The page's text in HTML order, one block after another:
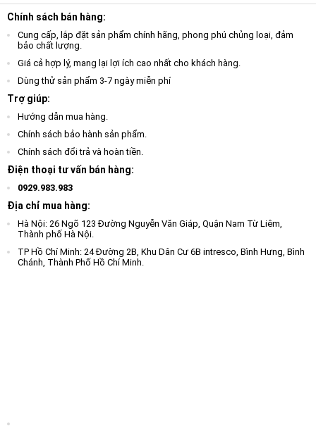
Chính sách bán hàng:
Cung cấp, lắp đặt sản phẩm chính hãng, phong phú chủng loại, đảm
bảo chất lượng.
Giá cả hợp lý, mang lại lợi ích cao nhất cho khách hàng.
Dùng thử sản phẩm 3-7 ngày miễn phí
Trợ giúp:
Hướng dẫn mua hàng.
Chính sách bảo hành sản phẩm.
Chính sách đổi trả và hoàn tiền.
Điện thoại tư vấn bán hàng:
0929.983.983
Địa chỉ mua hàng:
Hà Nội: 26 Ngõ 123 Đường Nguyễn Văn Giáp, Quận Nam Từ Liêm,
Thành phố Hà Nội.
TP Hồ Chí Minh: 24 Đường 2B, Khu Dân Cư 6B intresco, Bình Hưng, Bình
Chánh, Thành Phố Hồ Chí Minh.